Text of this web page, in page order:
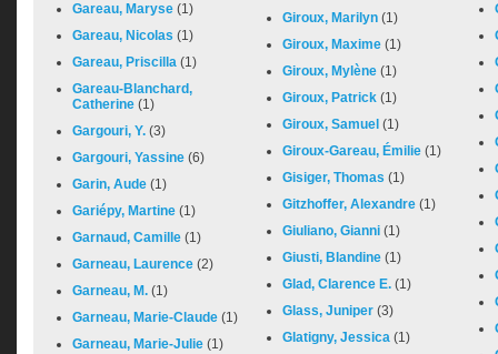
Gareau, Maryse (1)
Gareau, Nicolas (1)
Gareau, Priscilla (1)
Gareau-Blanchard,
Catherine (1)
Gargouri, Y. (3)
Gargouri, Yassine (6)
Garin, Aude (1)
Gariépy, Martine (1)
Garnaud, Camille (1)
Garneau, Laurence (2)
Garneau, M. (1)
Garneau, Marie-Claude (1)
Garneau, Marie-Julie (1)
Giroux, Marilyn (1)
Giroux, Maxime (1)
Giroux, Mylène (1)
Giroux, Patrick (1)
Giroux, Samuel (1)
Giroux-Gareau, Émilie (1)
Gisiger, Thomas (1)
Gitzhoffer, Alexandre (1)
Giuliano, Gianni (1)
Giusti, Blandine (1)
Glad, Clarence E. (1)
Glass, Juniper (3)
Glatigny, Jessica (1)